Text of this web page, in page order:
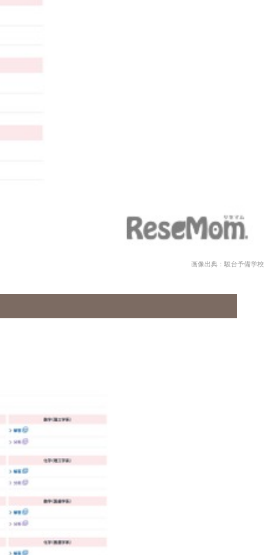
画像出典：駿台予備学校